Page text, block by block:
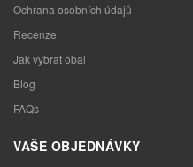
Ochrana osobních údajů
Recenze
Jak vybrat obal
Blog
FAQs
VAŠE OBJEDNÁVKY